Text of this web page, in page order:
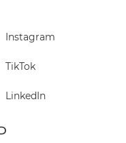
Instagram
TikTok
LinkedIn